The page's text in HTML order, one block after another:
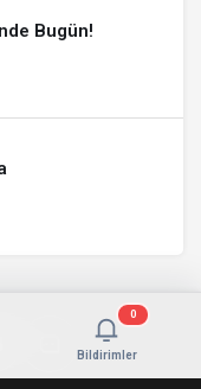
Bugün!
Bildirimler
0